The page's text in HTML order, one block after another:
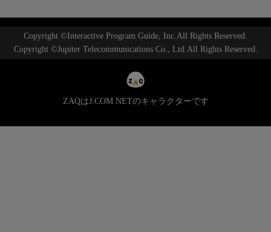
Copyright ©Interactive Program Guide, Inc.All Rights Reserved.
Copyright ©Jupiter Telecommunications Co., Ltd.All Rights Reserved.
ZAQはJ:COM NETのキャラクターです